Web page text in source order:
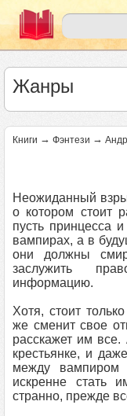
Жанры
Книги → Фэнтези →
Неожиданный
о котором стоит
пусть принцесса
вампирах, а в
они должны
заслужить
информацию.
Хотя, стоит
же сменит свое
расскажет им
крестьянке, и
между вампиром
искренне стать
странно, прежде